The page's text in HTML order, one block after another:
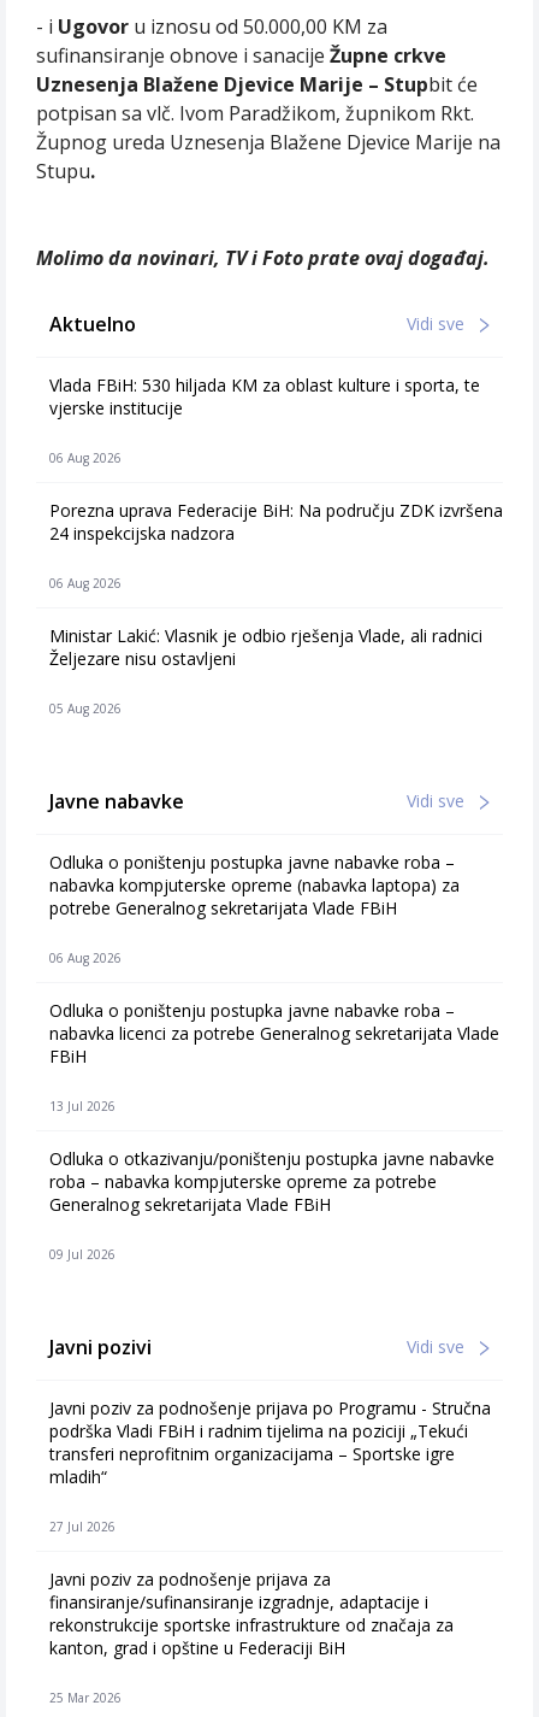
- i Ugovor u iznosu od 50.000,00 KM za
sufinansiranje obnove i sanacije Župne crkve
Uznesenja Blažene Djevice Marije – Stupbit će
potpisan sa vlč. Ivom Paradžikom, župnikom Rkt.
Župnog ureda Uznesenja Blažene Djevice Marije na
Stupu.
Molimo da novinari, TV i Foto prate ovaj događaj.
Aktuelno Vidi sve
Vlada FBiH: 530 hiljada KM za oblast kulture i sporta, te
vjerske institucije
06 Aug 2026
Porezna uprava Federacije BiH: Na području ZDK izvršena
24 inspekcijska nadzora
06 Aug 2026
Ministar Lakić: Vlasnik je odbio rješenja Vlade, ali radnici
Željezare nisu ostavljeni
05 Aug 2026
Javne nabavke Vidi sve
Odluka o poništenju postupka javne nabavke roba –
nabavka kompjuterske opreme (nabavka laptopa) za
potrebe Generalnog sekretarijata Vlade FBiH
06 Aug 2026
Odluka o poništenju postupka javne nabavke roba –
nabavka licenci za potrebe Generalnog sekretarijata Vlade
FBiH
13 Jul 2026
Odluka o otkazivanju/poništenju postupka javne nabavke
roba – nabavka kompjuterske opreme za potrebe
Generalnog sekretarijata Vlade FBiH
09 Jul 2026
Javni pozivi Vidi sve
Javni poziv za podnošenje prijava po Programu - Stručna
podrška Vladi FBiH i radnim tijelima na poziciji „Tekući
transferi neprofitnim organizacijama – Sportske igre
mladih“
27 Jul 2026
Javni poziv za podnošenje prijava za
finansiranje/sufinansiranje izgradnje, adaptacije i
rekonstrukcije sportske infrastrukture od značaja za
kanton, grad i opštine u Federaciji BiH
25 Mar 2026